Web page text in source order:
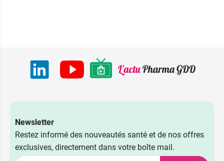
Viatris 1,98 €
Newsletter
Restez informé des nouveautés santé et de nos offres
exclusives, directement dans votre boîte mail.